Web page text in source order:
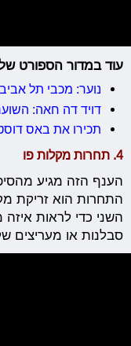
עוד במדור הספורט של
נוער: מכבי תל
דויד דה חאה:
תכירו את באס
4. תחרות מקלות פו
הענף הזה מגיע
התחרות הוא זריקת
השני כדי לראות
סבלנות או מעריצים